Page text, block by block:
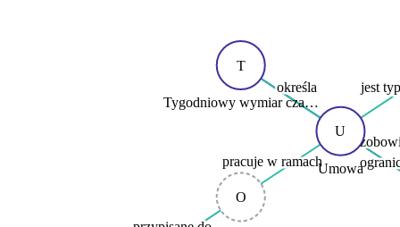
pracuje w ramach
jest
określa
O
U
Umowa
T
Tygodniowy wymiar cza…